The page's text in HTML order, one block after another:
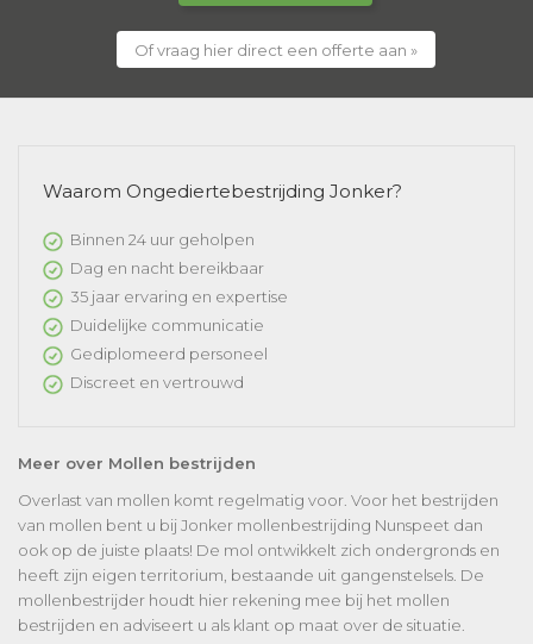
Of vraag hier direct een offerte aan »
Waarom Ongediertebestrijding Jonker?
Binnen 24 uur geholpen
Dag en nacht bereikbaar
35 jaar ervaring en expertise
Duidelijke communicatie
Gediplomeerd personeel
Discreet en vertrouwd
Meer over Mollen bestrijden
Overlast van mollen komt regelmatig voor. Voor het bestrijden
van mollen bent u bij Jonker mollenbestrijding Nunspeet dan
ook op de juiste plaats! De mol ontwikkelt zich ondergronds en
heeft zijn eigen territorium, bestaande uit gangenstelsels. De
mollenbestrijder houdt hier rekening mee bij het mollen
bestrijden en adviseert u als klant op maat over de situatie.